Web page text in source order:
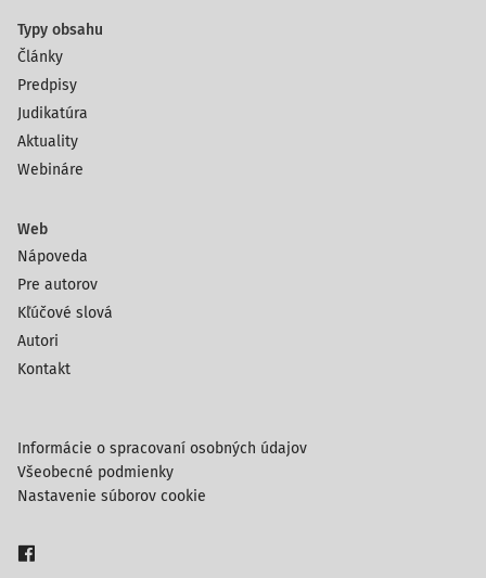
Typy obsahu
Články
Predpisy
Judikatúra
Aktuality
Webináre
Web
Nápoveda
Pre autorov
Kľúčové slová
Autori
Kontakt
Informácie o spracovaní osobných údajov
Všeobecné podmienky
Nastavenie súborov cookie